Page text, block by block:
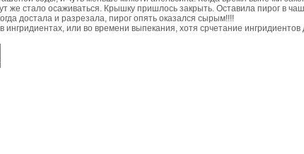
же стало осаживаться. Крышку пришлось закрыть. Оставила пирог в
достала и разрезала, пирог опять оказался сырым!!!!
ингридиентах, или во времени выпекания, хотя срчетание